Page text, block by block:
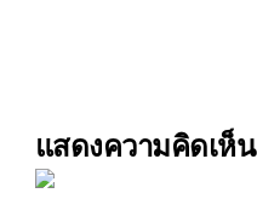
แสดงความคิดเห็น